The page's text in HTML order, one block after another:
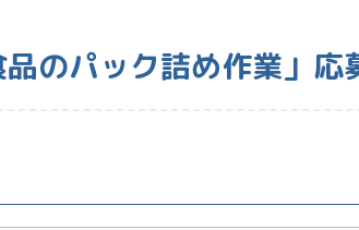
品のパック詰め作業」応